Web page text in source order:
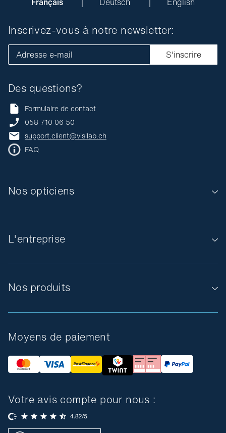
L'entreprise
Nos produits
Nos opticiens
Des questions?
Formulaire de contact
058 710 06 50
support.client@visilab.ch
FAQ
Inscrivez-vous à notre newsletter:
Adresse e-mail S'inscrire
Moyens de paiement
Votre avis compte pour nous :